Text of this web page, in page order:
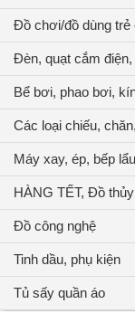
Đồ chơi/đồ dùng trẻ
Đèn, quạt cắm
Bể bơi, phao bơi,
Các loại chiếu,
Máy xay, ép, bếp
HÀNG TẾT, Đồ
Đồ công nghệ
Tinh dầu, phụ kiện
Tủ sấy quần áo